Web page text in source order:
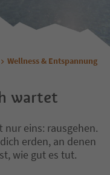
Wellness & Entspannung
wartet
eins: rausgehen.
erden, an denen
wie gut es tut.